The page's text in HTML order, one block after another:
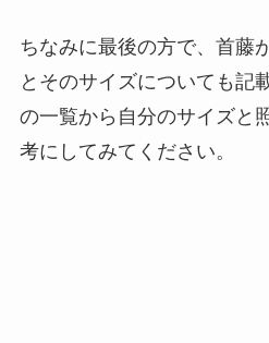
ちなみに最後の方で、首藤
とそのサイズについても記
の一覧から自分のサイズと
考にしてみてください。